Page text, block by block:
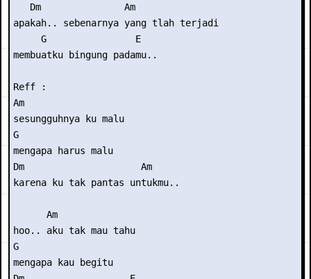
   Dm               Am
apakah.. sebenarnya yang tlah terjadi
     G                E
membuatku bingung padamu..
Reff :
Am
sesungguhnya ku malu
G
mengapa harus malu
Dm                     Am
karena ku tak pantas untukmu..
      Am
hoo.. aku tak mau tahu
G
mengapa kau begitu